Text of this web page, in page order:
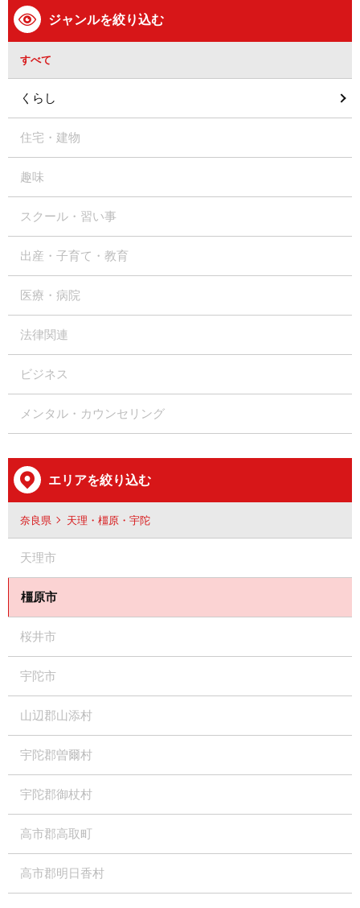
ジャンルを絞り込む
すべて
くらし
住宅・建物
趣味
スクール・習い事
出産・子育て・教育
医療・病院
法律関連
ビジネス
メンタル・カウンセリング
エリアを絞り込む
奈良県 天理・橿原・宇陀
天理市
橿原市
桜井市
宇陀市
山辺郡山添村
宇陀郡曽爾村
宇陀郡御杖村
高市郡高取町
高市郡明日香村